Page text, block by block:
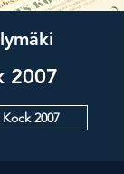
2007
2007